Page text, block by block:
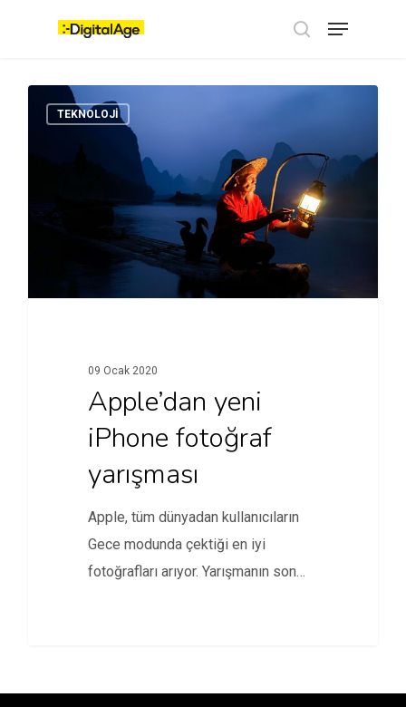
Menu
TEKNOLOJI
09 Ocak 2020
Apple’dan yeni
iPhone fotoğraf
yarışması
Apple, tüm dünyadan kullanıcıların
Gece modunda çektiği en iyi
fotoğrafları arıyor. Yarışmanın son